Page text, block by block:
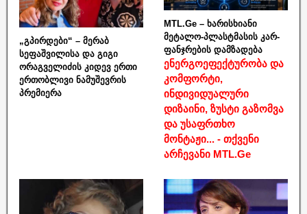
„გპირდები“ – მერაბ
სეფაშვილისა და გიგი
ორაგველიძის კიდევ ერთი
ერთობლივი ნამუშევრის
პრემიერა
MTL.Ge – ხარისხიანი
მეტალო-პლასტმასის კარ-
ფანჯრების დამზადება
ენერგოეფექტურობა და
კომფორტი,
ინდივიდუალური
დიზაინი, ზუსტი გაზომვა
და უსაფრთხო
მონტაჟი... - თქვენი
არჩევანი MTL.Ge